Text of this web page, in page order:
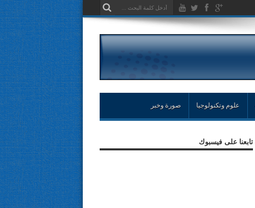
علوم وتكنولوجيا صورة وخبر
تابعنا على فيسبوك